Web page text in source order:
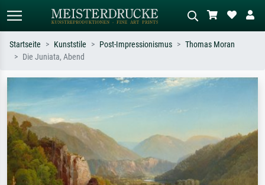
Suchen Sie nach Künstlern, Werktiteln
oder Stilen – z.B. Monet,
Sternennacht, Impressionismus, Welle
Hokusai, Akt.
Beschreiben Sie die Szene – z.B. Grüne
Ölgemälde, Stehender Akt neben einem
Startseite Kunststile Post-Impressionismus
Thomas Moran
Die Juniata, Abend